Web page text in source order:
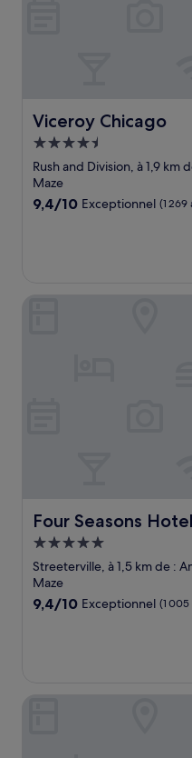
Viceroy Chicago
Viceroy Chicago
Hébergement
4.5 étoiles
Rush and Division, à 1,9 km
Maze
9.4
9,4/10 Exceptionnel (1 269
Four Seasons
Four Seasons Hotel
Hébergement
5.0 étoiles
Streeterville, à 1,5 km de :
Maze
9.4
9,4/10 Exceptionnel (1 005
Hilton Grand Vacations